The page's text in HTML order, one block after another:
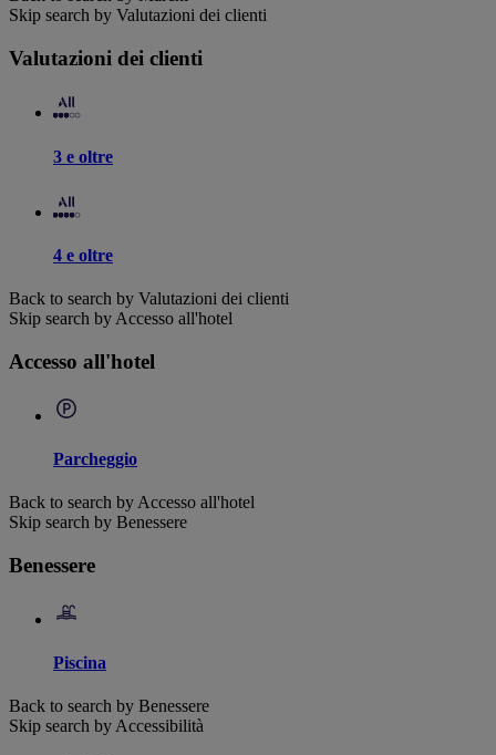
Skip search by Valutazioni dei clienti
Valutazioni dei clienti
3 e oltre
4 e oltre
Back to search by Valutazioni dei clienti
Skip search by Accesso all'hotel
Accesso all'hotel
Parcheggio
Back to search by Accesso all'hotel
Skip search by Benessere
Benessere
Piscina
Back to search by Benessere
Skip search by Accessibilità